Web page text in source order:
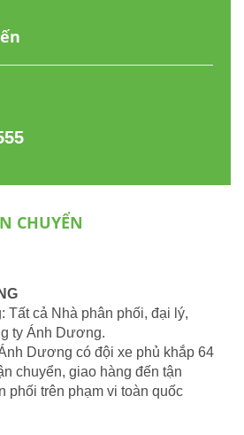
CHUYỂN
Tất cả Nhà phân phối, đại lý,
ty Ánh Dương.
Dương có đội xe phủ khắp 64
chuyển, giao hàng đến tận
phối trên phạm vi toàn quốc